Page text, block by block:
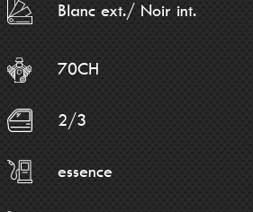
Blanc ext./ Noir int.
70CH
2/3
essence